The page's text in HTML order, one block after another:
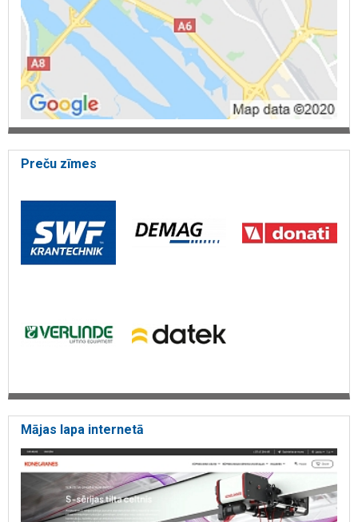
sliežu ceļš
celtņa sliežu ceļš
celtņa rezerves daļas
telferu rezerves daļas
DATEK radio vadība
DATEK remonts
vadības pults remonts
DEMAG rezerves daļas
VERLINDE rezerves daļas
DONATI rezerves daļas
SWF
Preču zīmes
Mājas lapa internetā